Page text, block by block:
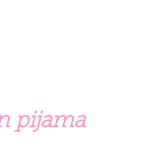
pijama